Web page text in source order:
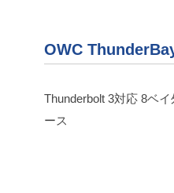
OWC
Thunderbolt 3対応 8ベ
ース